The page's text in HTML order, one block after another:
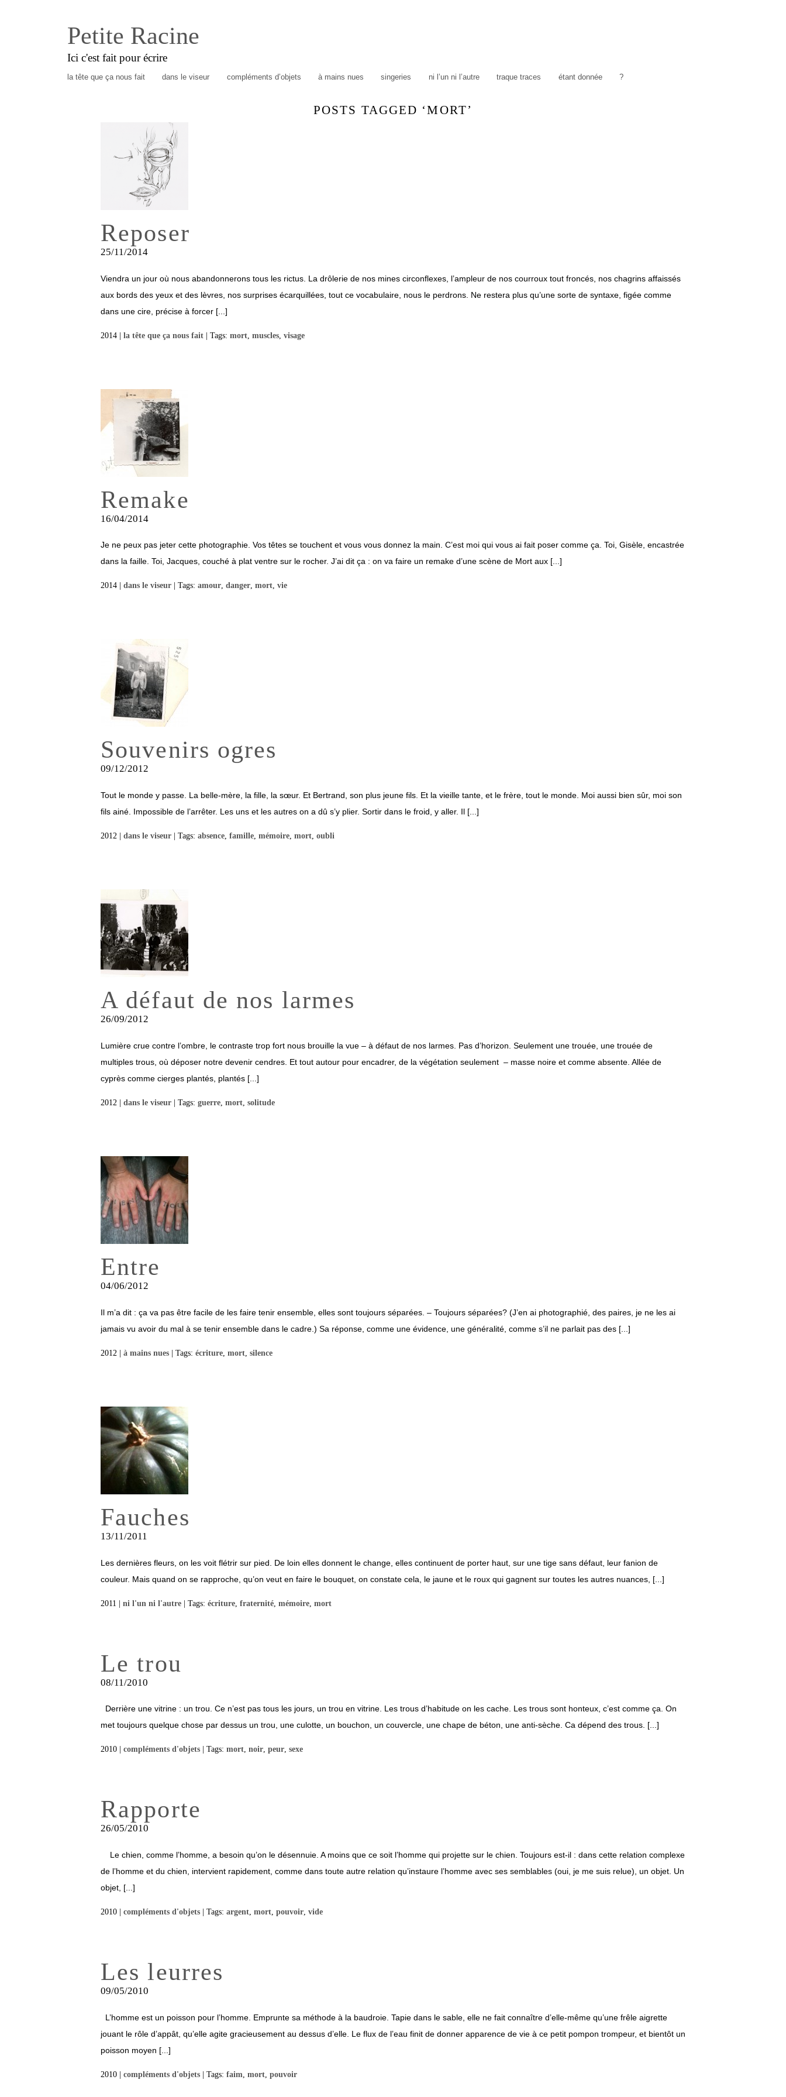
Petite Racine
Ici c'est fait pour écrire
la tête que ça nous fait dans le viseur compléments d’objets à mains nues singeries ni l’un ni l’autre traque traces étant donnée ?
POSTS TAGGED ‘MORT’
Reposer
25/11/2014
Viendra un jour où nous abandonnerons tous les rictus. La drôlerie de nos mines circonflexes, l’ampleur de nos courroux tout froncés, nos chagrins affaissés
aux bords des yeux et des lèvres, nos surprises écarquillées, tout ce vocabulaire, nous le perdrons. Ne restera plus qu’une sorte de syntaxe, figée comme
dans une cire, précise à forcer [...]
2014 | la tête que ça nous fait | Tags: mort muscles visage
Remake
16/04/2014
Je ne peux pas jeter cette photographie. Vos têtes se touchent et vous vous donnez la main. C’est moi qui vous ai fait poser comme ça. Toi, Gisèle, encastrée
dans la faille. Toi, Jacques, couché à plat ventre sur le rocher. J’ai dit ça : on va faire un remake d’une scène de Mort aux [...]
2014 | dans le viseur | Tags: amour, danger, mort, vie
Souvenirs ogres
09/12/2012
Tout le monde y passe. La belle-mère, la fille, la sœur. Et Bertrand, son plus jeune fils. Et la vieille tante, et le frère, tout le monde. Moi aussi bien sûr, moi son
fils ainé. Impossible de l’arrêter. Les uns et les autres on a dû s’y plier. Sortir dans le froid, y aller. Il [...]
2012 | dans le viseur | Tags: absence, famille, mémoire, mort, oubli
A défaut de nos larmes
26/09/2012
Lumière crue contre l’ombre, le contraste trop fort nous brouille la vue – à défaut de nos larmes. Pas d’horizon. Seulement une trouée, une trouée de
multiples trous, où déposer notre devenir cendres. Et tout autour pour encadrer, de la végétation seulement – masse noire et comme absente. Allée de
cyprès comme cierges plantés, plantés [...]
2012 | dans le viseur | Tags: guerre, mort, solitude
Entre
04/06/2012
Il m’a dit : ça va pas être facile de les faire tenir ensemble, elles sont toujours séparées. – Toujours séparées? (J’en ai photographié, des paires, je ne les ai
jamais vu avoir du mal à se tenir ensemble dans le cadre.) Sa réponse, comme une évidence, une généralité, comme s’il ne parlait pas des [...]
2012 | à mains nues | Tags: écriture mort silence
Fauches
13/11/2011
Les dernières fleurs, on les voit flétrir sur pied. De loin elles donnent le change, elles continuent de porter haut, sur une tige sans défaut, leur fanion de
couleur. Mais quand on se rapproche, qu’on veut en faire le bouquet, on constate cela, le jaune et le roux qui gagnent sur toutes les autres nuances, [...]
2011 | ni l'un ni l'autre | Tags: écriture fraternité mémoire mort
Le trou
08/11/2010
Derrière une vitrine : un trou. Ce n’est pas tous les jours, un trou en vitrine. Les trous d’habitude on les cache. Les trous sont honteux, c’est comme ça. On
met toujours quelque chose par dessus un trou, une culotte, un bouchon, un couvercle, une chape de béton, une anti-sèche. Ca dépend des trous. [...]
2010 | compléments d'objets | Tags: mort, noir, peur, sexe
Rapporte
26/05/2010
Le chien, comme l’homme, a besoin qu’on le désennuie. A moins que ce soit l’homme qui projette sur le chien. Toujours est-il : dans cette relation complexe
de l’homme et du chien, intervient rapidement, comme dans toute autre relation qu’instaure l’homme avec ses semblables (oui, je me suis relue), un objet. Un
objet, [...]
2010 | compléments d'objets | Tags: argent, mort, pouvoir, vide
Les leurres
09/05/2010
L’homme est un poisson pour l’homme. Emprunte sa méthode à la baudroie. Tapie dans le sable, elle ne fait connaître d’elle-même qu’une frêle aigrette
jouant le rôle d’appât, qu’elle agite gracieusement au dessus d’elle. Le flux de l’eau finit de donner apparence de vie à ce petit pompon trompeur, et bientôt un
poisson moyen [...]
2010 | compléments d'objets | Tags: faim, mort, pouvoir